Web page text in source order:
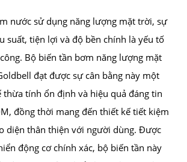
nước sử dụng năng lượng mặt trời, sự
suất, tiện lợi và độ bền chính là yếu tố
Bộ biến tần bơm năng lượng mặt
đạt được sự cân bằng này một
thừa tính ổn định và hiệu quả đáng tin
đồng thời mang đến thiết kế tiết kiệm
diện thân thiện với người dùng. Được
động cơ chính xác, bộ biến tần này